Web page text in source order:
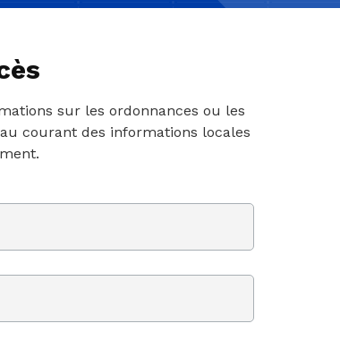
sur les ordonnances ou les
courant des informations locales